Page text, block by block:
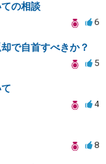
の相談
6
で自首すべきか？
5
4
8